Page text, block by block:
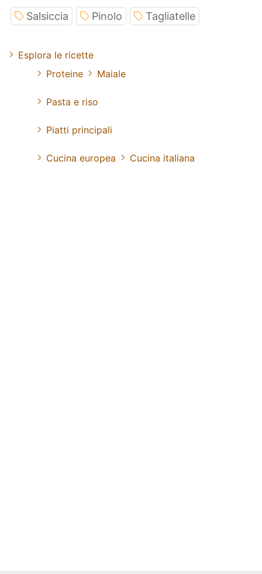
Salsiccia Pinolo Tagliatelle
Esplora le ricette
Proteine
Maiale
Pasta e riso
Piatti principali
Cucina europea Cucina italiana